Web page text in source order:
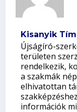
Kisanyik
Újságíró-
területen
rendelkezik,
a szakmák
elhivatottan
információk